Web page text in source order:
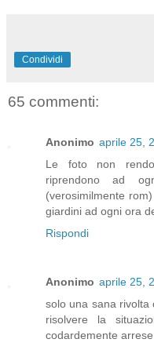
Condividi
65 commenti:
Anonimo aprile 25,
Le foto non
riprendono ad
(verosimilmente
giardini ad ogni ora
Rispondi
Anonimo aprile 25,
solo una sana rivolta
risolvere la
codardemente arrese